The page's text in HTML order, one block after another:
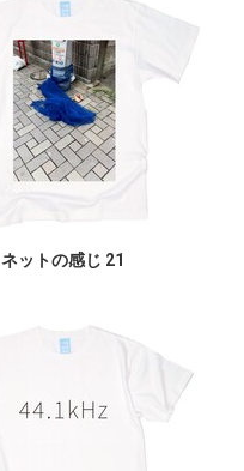
ネットの感じ 21